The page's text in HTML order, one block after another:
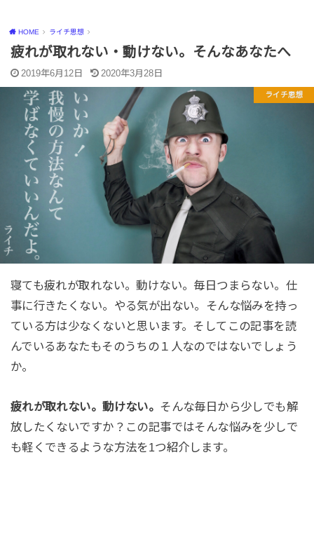
HOME ライチ思想
疲れが取れない・動けない。そんなあなたへ
2019年6月12日 2020年3月28日
ライチ思想
寝ても疲れが取れない。動けない。毎日つまらない。仕
事に行きたくない。やる気が出ない。そんな悩みを持っ
ている方は少なくないと思います。そしてこの記事を読
んでいるあなたもそのうちの１人なのではないでしょう
か。
疲れが取れない。動けない。 そんな毎日から少しでも解
放したくないですか？この記事ではそんな悩みを少しで
も軽くできるような方法を1つ紹介します。